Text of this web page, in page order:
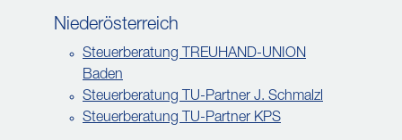
Niederösterreich
Steuerberatung TREUHAND-UNION
Baden
Steuerberatung TU-Partner J. Schmalzl
Steuerberatung TU-Partner KPS